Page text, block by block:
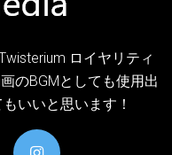
ロイヤリティ
のBGMとしても使用出
いいと思います！